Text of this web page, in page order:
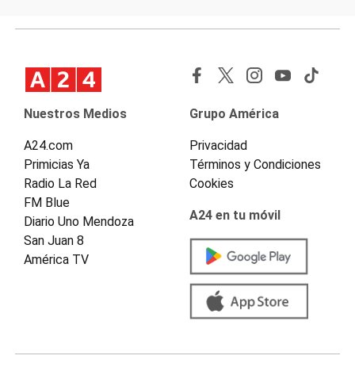
Nuestros Medios
A24.com
Primicias Ya
Radio La Red
FM Blue
Diario Uno Mendoza
San Juan 8
América TV
Grupo América
Privacidad
Términos y Condiciones
Cookies
A24 en tu móvil